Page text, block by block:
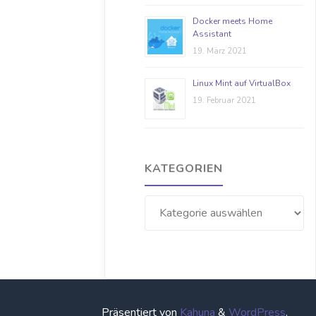
Docker meets Home
Assistant
19. März 2021
Linux Mint auf VirtualBox
19. Februar 2021
KATEGORIEN
Präsentiert von Kahuna & WordPress.